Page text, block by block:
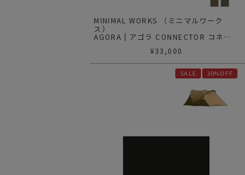
MINIMAL WORKS （ミニマルワーク
ス）
AGORA | アゴラ CONNECTOR コネク
¥33,000
SALE 30%OFF